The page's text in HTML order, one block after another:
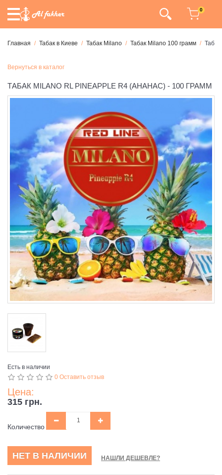
0
Главная Табак в Киеве Табак Milano Табак Milano 100 грамм
Вернуться в каталог
ТАБАК MILANO RL PINEAPPLE R4 (АНАНАС) - 100 ГРАММ
Есть в наличии
0 Оставить отзыв
Цена:
315 грн.
Количество
НЕТ В НАЛИЧИИ НАШЛИ ДЕШЕВЛЕ?